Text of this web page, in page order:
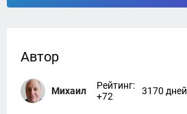
Автор
Михаил
Рейтинг:
+72
3170 дней